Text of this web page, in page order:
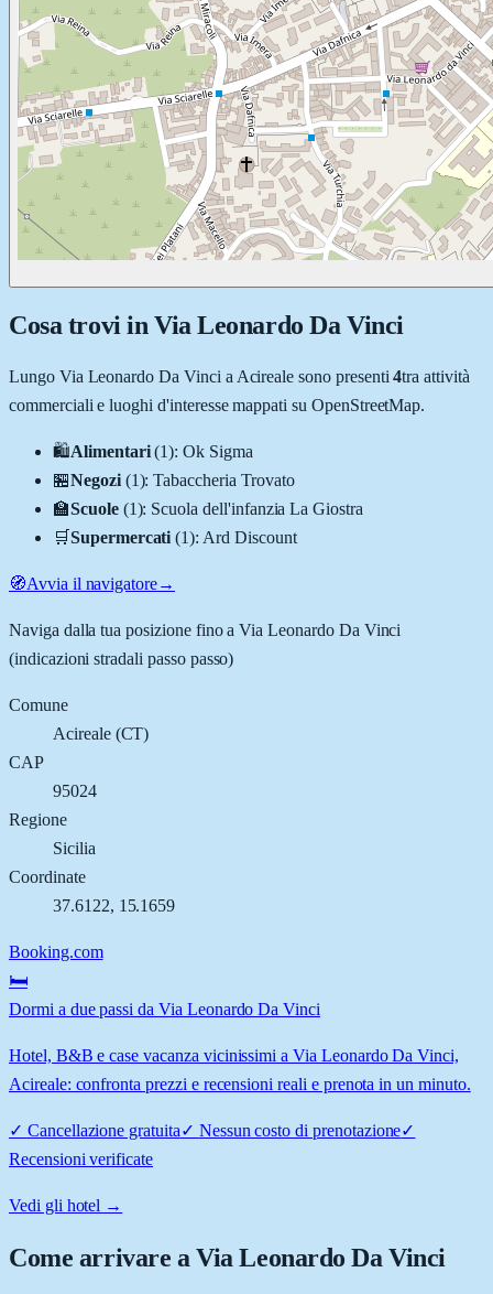
Cosa trovi in Via Leonardo Da Vinci
Lungo Via Leonardo Da Vinci a Acireale sono presenti 4tra attività
commerciali e luoghi d'interesse mappati su OpenStreetMap.
🛍️Alimentari (1):Ok Sigma
🏪Negozi (1):Tabaccheria Trovato
🏫Scuole (1): Scuola dell'infanzia La Giostra
🛒Supermercati (1): Ard Discount
🧭Avvia il navigatore→
Naviga dalla tua posizione fino aVia Leonardo Da Vinci
(indicazioni stradali passo passo)
Comune
Acireale(CT)
CAP
95024
Regione
Sicilia
Coordinate
37.6122, 15.1659
Booking.com
🛏️
Dormi a due passi da Via Leonardo Da Vinci
Hotel, B&B e case vacanza vicinissimi a Via Leonardo Da Vinci,
Acireale: confronta prezzi e recensioni reali e prenota in un minuto.
✓ Cancellazione gratuita✓ Nessun costo di prenotazione✓
Recensioni verificate
Vedi gli hotel →
Come arrivare aVia Leonardo Da Vinci